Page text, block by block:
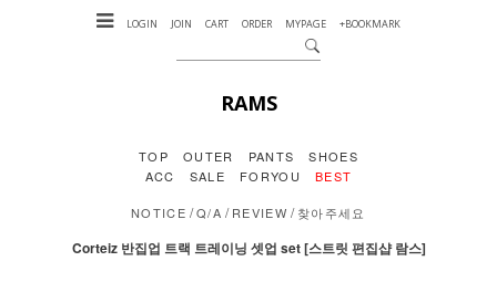
LOGIN JOIN CART ORDER MYPAGE +BOOKMARK
RAMS
TOP OUTER PANTS
SHOES
ACC
SALE FORYOU BEST
NOTICE /Q/A /REVIEW /찾아주세요
Corteiz 반집업 트랙 트레이닝 셋업 set [스트릿 편집샵 람스]